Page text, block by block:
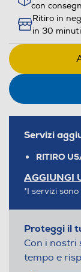
con
Ritiro in
in 30
Servizi
RITIRO
AGGIUNGI
*I servizi
Proteggi il
Con i nostri
tempo e